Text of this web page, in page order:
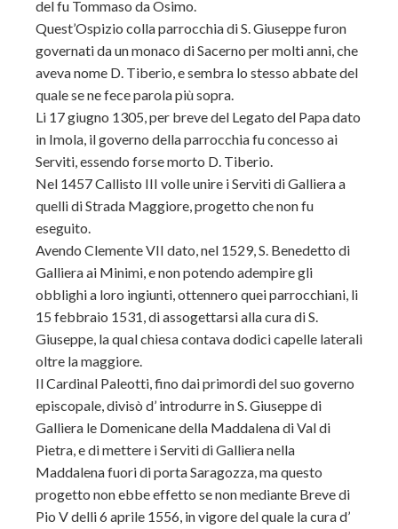
del fu Tommaso da Osimo.
Quest’Ospizio colla parrocchia di S. Giuseppe furon
governati da un monaco di Sacerno per molti anni, che
aveva nome D. Tiberio, e sembra lo stesso abbate del
quale se ne fece parola più sopra.
Li 17 giugno 1305, per breve del Legato del Papa dato
in Imola, il governo della parrocchia fu concesso ai
Serviti, essendo forse morto D. Tiberio.
Nel 1457 Callisto III volle unire i Serviti di Galliera a
quelli di Strada Maggiore, progetto che non fu
eseguito.
Avendo Clemente VII dato, nel 1529, S. Benedetto di
Galliera ai Minimi, e non potendo adempire gli
obblighi a loro ingiunti, ottennero quei parrocchiani, li
15 febbraio 1531, di assogettarsi alla cura di S.
Giuseppe, la qual chiesa contava dodici capelle laterali
oltre la maggiore.
Il Cardinal Paleotti, fino dai primordi del suo governo
episcopale, divisò d’ introdurre in S. Giuseppe di
Galliera le Domenicane della Maddalena di Val di
Pietra, e di mettere i Serviti di Galliera nella
Maddalena fuori di porta Saragozza, ma questo
progetto non ebbe effetto se non mediante Breve di
Pio V delli 6 aprile 1556, in vigore del quale la cura d’